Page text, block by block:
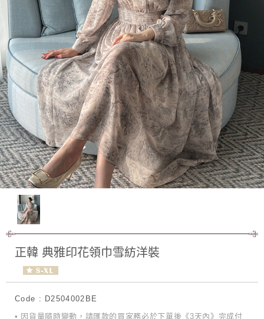
正韓 典雅印花領巾雪紡洋裝
Code : D2504002BE
• 因貨量隨時變動，請匯款的買家務必於下單後《3天內》完成付